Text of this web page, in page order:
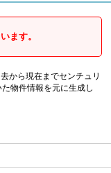
ます。
から現在までセンチュリ
物件情報を元に生成し